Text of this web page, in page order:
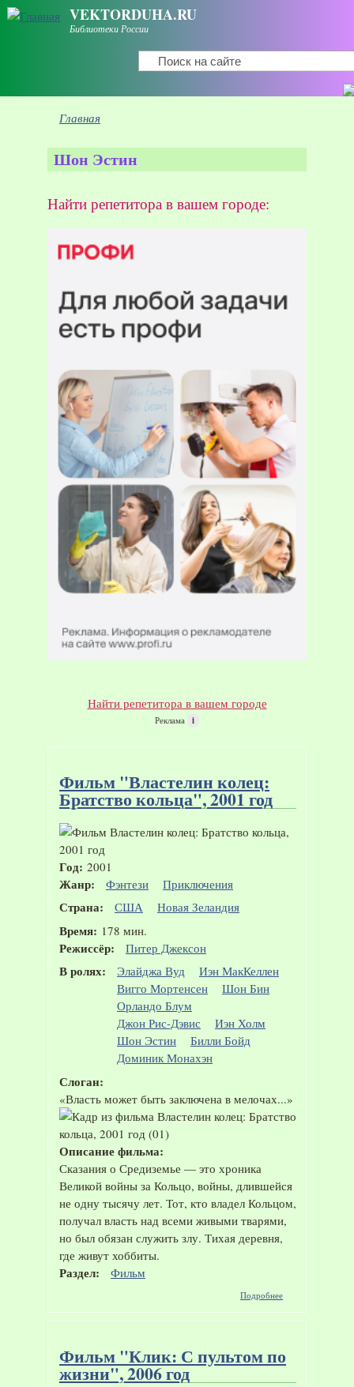
Перейти к основному содержанию
VEKTORDUHA.RU
Библиотеки России
Форма поиска
Поиск
Вы здесь
Главная
Шон Эстин
Найти репетитора в вашем городе:
Найти репетитора в вашем городе
Реклама i
Фильм "Властелин колец:
Братство кольца", 2001 год
Год: 2001
Жанр: Фэнтези Приключения
Страна: США Новая Зеландия
Время: 178 мин.
Режиссёр: Питер Джексон
В ролях: Элайджа Вуд
Иэн МакКеллен
Вигго Мортенсен
Шон Бин
Орландо Блум
Джон Рис-Дэвис
Иэн Холм
Шон Эстин
Билли Бойд
Доминик Монахэн
Слоган:
«Власть может быть заключена в мелочах...»
Описание фильма:
Сказания о Средиземье — это хроника
Великой войны за Кольцо, войны, длившейся
не одну тысячу лет. Тот, кто владел Кольцом,
получал власть над всеми живыми тварями,
но был обязан служить злу. Тихая деревня,
где живут хоббиты.
Раздел: Фильм
Подробнее
колец:
2001 год
Фильм "Клик: С пультом по
жизни", 2006 год